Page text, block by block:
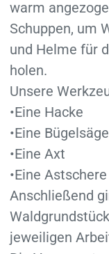
warm
Schuppen, um
und Helme für
holen.
Unsere
•Eine Hacke
•Eine Bügelsäge
•Eine Axt
•Eine Astschere
Anschließend
jeweiligen